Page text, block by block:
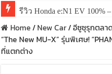
รีวิว Honda e:N1 EV
Home/ New Car/อีซูซุรุกตลา
“The New MU-X” รุ่นพิเศษ!
ที่แตกต่าง